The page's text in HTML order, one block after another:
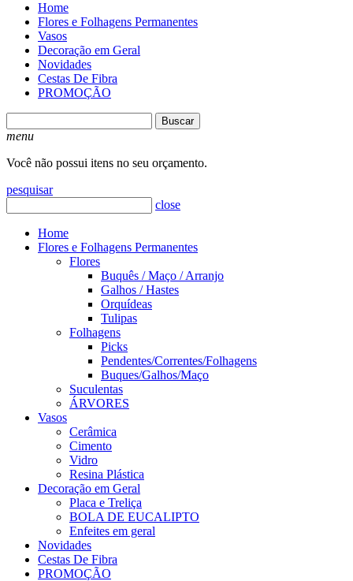
Home
Flores e Folhagens Permanentes
Vasos
Decoração em Geral
Novidades
Cestas De Fibra
PROMOÇÃO
Buscar
menu
Você não possui itens no seu orçamento.
pesquisar
close
Home
Flores e Folhagens Permanentes
Flores
Buquês / Maço / Arranjo
Galhos / Hastes
Orquídeas
Tulipas
Folhagens
Picks
Pendentes/Correntes/Folhagens
Buques/Galhos/Maço
Suculentas
ÁRVORES
Vasos
Cerâmica
Cimento
Vidro
Resina Plástica
Decoração em Geral
Placa e Treliça
BOLA DE EUCALIPTO
Enfeites em geral
Novidades
Cestas De Fibra
PROMOÇÃO